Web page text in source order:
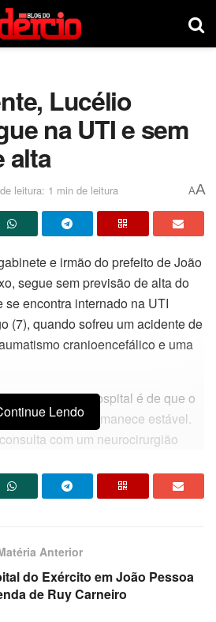
Lucélio
na UTI e sem
alta
leitura: 1 min de leitura AA
e irmão do prefeito de João
segue sem previsão de alta do
encontra internado na UTI
(7), quando sofreu um acidente de
cranioencefálico e uma
pelo Hospital é de que o
e que permanece estável.
com um neurocirurgião
Lendo
Anterior
do Exército em João Pessoa
de Ruy Carneiro